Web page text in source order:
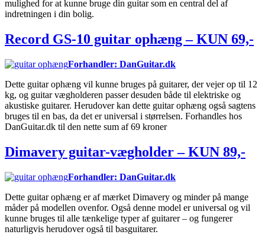
mulighed for at kunne bruge din guitar som en central del af
indretningen i din bolig.
Record GS-10 guitar ophæng – KUN 69,-
Forhandler: DanGuitar.dk
Dette guitar ophæng vil kunne bruges på guitarer, der vejer op til 12
kg, og guitar vægholderen passer desuden både til elektriske og
akustiske guitarer. Herudover kan dette guitar ophæng også sagtens
bruges til en bas, da det er universal i størrelsen. Forhandles hos
DanGuitar.dk til den nette sum af 69 kroner
Dimavery guitar-vægholder – KUN 89,-
Forhandler: DanGuitar.dk
Dette guitar ophæng er af mærket Dimavery og minder på mange
måder på modellen ovenfor. Også denne model er universal og vil
kunne bruges til alle tænkelige typer af guitarer – og fungerer
naturligvis herudover også til basguitarer.